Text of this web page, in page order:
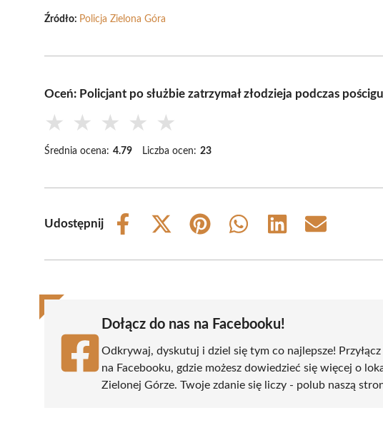
Źródło: Policja Zielona Góra
Oceń: Policjant po służbie zatrzymał złodzieja podczas
★ ★ ★ ★ ★
Średnia ocena: 4.79 Liczba ocen: 23
Udostępnij
Share
Share
(Twitter)
Share
Share
Share
Share
Dołącz do nas na Facebooku!
Odkrywaj, dyskutuj i dziel się tym co najlepsze! Przyłącz
na Facebooku, gdzie możesz dowiedzieć się więcej o
Zielonej Górze. Twoje zdanie się liczy - polub naszą